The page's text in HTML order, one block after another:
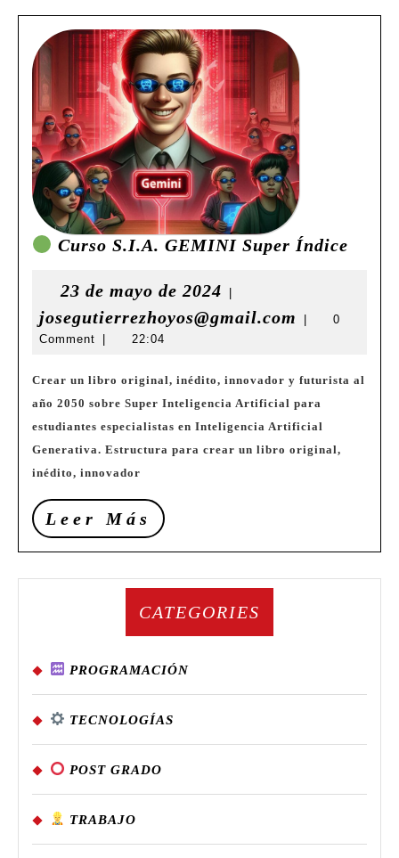
Curso S.I.A. GEMINI Super Índice
23 de mayo de 2024 23
de
2024
|
josegutierrezhoyos@gmail.com |
0
Comment
| 22:04
Crear un libro original, inédito, innovador y futurista al
año 2050 sobre Super Inteligencia Artificial para
estudiantes especialistas en Inteligencia Artificial
Generativa. Estructura para crear un libro original,
inédito, innovador
Leer Más
Leer
Más
CATEGORIES
PROGRAMACIÓN
TECNOLOGÍAS
POST GRADO
TRABAJO